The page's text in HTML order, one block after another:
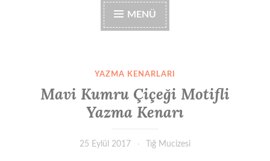
MENÜ
YAZMA KENARLARI
Mavi Kumru Çiçeği Motifli
Yazma Kenarı
25 Eylül 2017 Tığ Mucizesi